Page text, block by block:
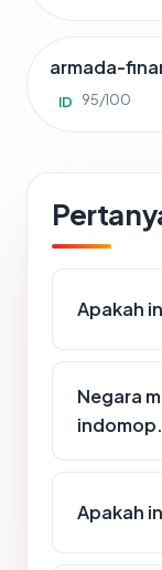
armada-
ID 95/100
Apakah
Negara
Apakah